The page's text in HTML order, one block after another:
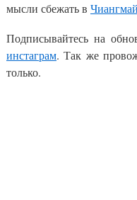
мысли сбежать в Чиангмай
Подписывайтесь на
инстаграм. Так же
только.